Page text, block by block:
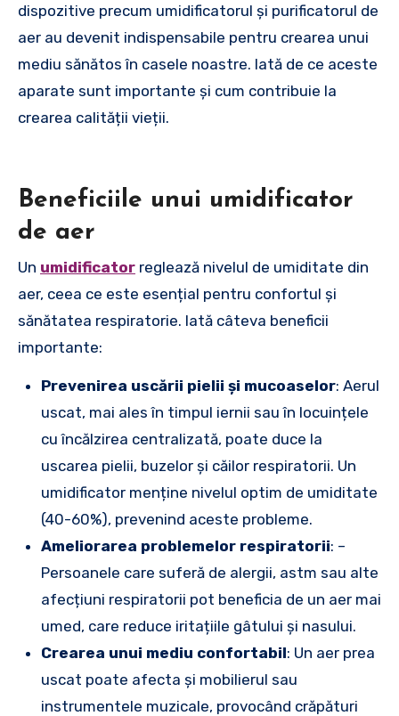
dispozitive precum umidificatorul și purificatorul de
aer au devenit indispensabile pentru crearea unui
mediu sănătos în casele noastre. Iată de ce aceste
aparate sunt importante și cum contribuie la
crearea calității vieții.
Beneficiile unui umidificator
de aer
Un umidificator reglează nivelul de umiditate din
aer, ceea ce este esențial pentru confortul și
sănătatea respiratorie. Iată câteva beneficii
importante:
Prevenirea uscării pielii și mucoaselor: Aerul
uscat, mai ales în timpul iernii sau în locuințele
cu încălzirea centralizată, poate duce la
uscarea pielii, buzelor și căilor respiratorii. Un
umidificator menține nivelul optim de umiditate
(40-60%), prevenind aceste probleme.
Ameliorarea problemelor respiratorii: –
Persoanele care suferă de alergii, astm sau alte
afecțiuni respiratorii pot beneficia de un aer mai
umed, care reduce iritațiile gâtului și nasului.
Crearea unui mediu confortabil: Un aer prea
uscat poate afecta și mobilierul sau
instrumentele muzicale, provocând crăpături